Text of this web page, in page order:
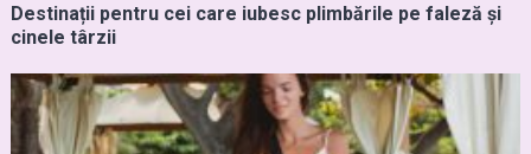
Destinații pentru cei care iubesc plimbările pe faleză și
cinele târzii